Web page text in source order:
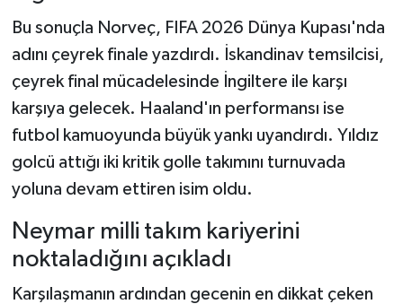
Bu sonuçla Norveç, FIFA 2026 Dünya Kupası'nda
adını çeyrek finale yazdırdı. İskandinav temsilcisi,
çeyrek final mücadelesinde İngiltere ile karşı
karşıya gelecek. Haaland'ın performansı ise
futbol kamuoyunda büyük yankı uyandırdı. Yıldız
golcü attığı iki kritik golle takımını turnuvada
yoluna devam ettiren isim oldu.
Neymar milli takım kariyerini
noktaladığını açıkladı
Karşılaşmanın ardından gecenin en dikkat çeken